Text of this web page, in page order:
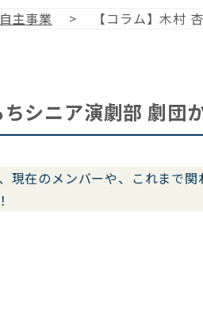
自主事業 > 【コラム】木村
ちシニア演劇部 劇団
現在のメンバーや、これまで関